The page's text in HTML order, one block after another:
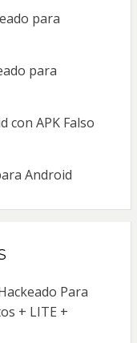
para
para
con APK Falso
Android
Para
+ LITE +